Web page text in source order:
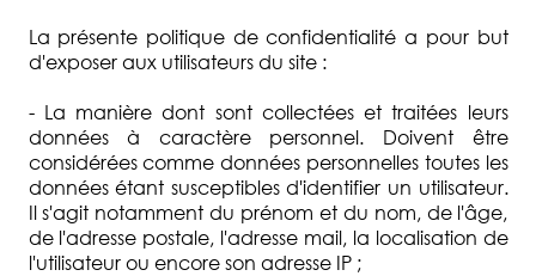
D'EXPERTISE
SOMMES-
NOUS
DEMANDE
D'ESTIMATION
La présente politique de confidentialité a pour but
d'exposer aux utilisateurs du site :
- La manière dont sont collectées et traitées leurs
données à caractère personnel. Doivent être
considérées comme données personnelles toutes les
données étant susceptibles d'identifier un utilisateur.
Il s'agit notamment du prénom et du nom, de l'âge,
de l'adresse postale, l'adresse mail, la localisation de
l'utilisateur ou encore son adresse IP ;